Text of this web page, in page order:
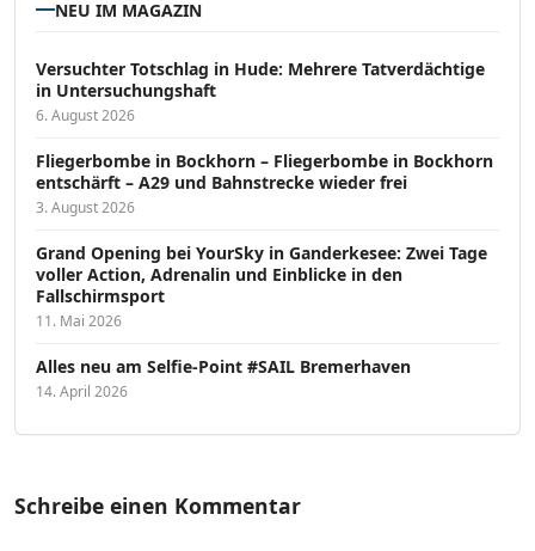
NEU IM MAGAZIN
Versucht­er Totschlag in Hude: Mehrere Tatverdächtige
in Untersuchungshaft
6. August 2026
Fliegerbombe in Bockhorn – Fliegerbombe in Bockhorn
entschärft – A29 und Bahnstrecke wieder frei
3. August 2026
Grand Opening bei YourSky in Ganderkesee: Zwei Tage
voller Action, Adrenalin und Einblicke in den
Fallschirmsport
11. Mai 2026
Alles neu am Selfie-Point #SAIL Bremerhaven
14. April 2026
Schreibe einen Kommentar